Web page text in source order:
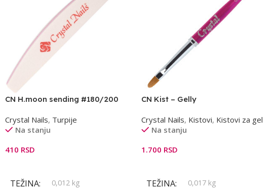
CN H.moon sending #180/200
Crystal Nails, Turpije
Na stanju
410 RSD
TEŽINA 0,012 kg
CN Kist – Gelly
Crystal Nails, Kistovi, Kistovi za gel
Na stanju
1.700 RSD
TEŽINA 0,017 kg